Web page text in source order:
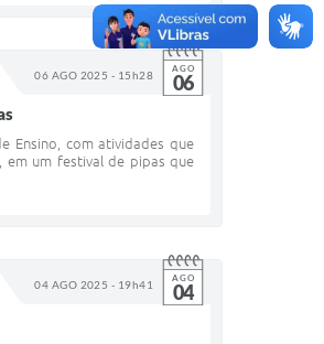
06 AGO 2025 - 15h28 AGO
06
Ensino, com atividades que
em um festival de pipas que
04 AGO 2025 - 19h41 AGO
04